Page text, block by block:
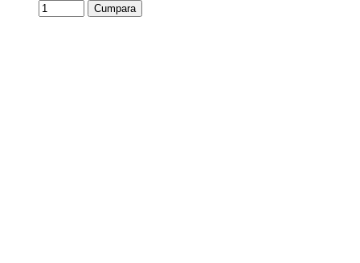
Cumpara